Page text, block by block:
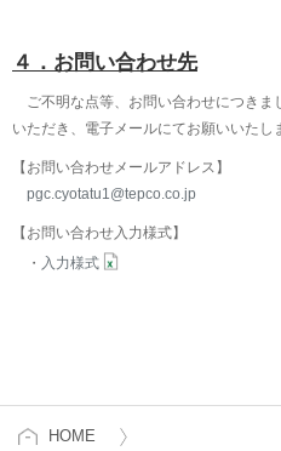
４．お問い合わせ先
ご不明な点等、お問い合わせにつきま
いただき、電子メールにてお願いいたし
【お問い合わせメールアドレス】
pgc.cyotatu1@tepco.co.jp
【お問い合わせ入力様式】
入力様式
HOME